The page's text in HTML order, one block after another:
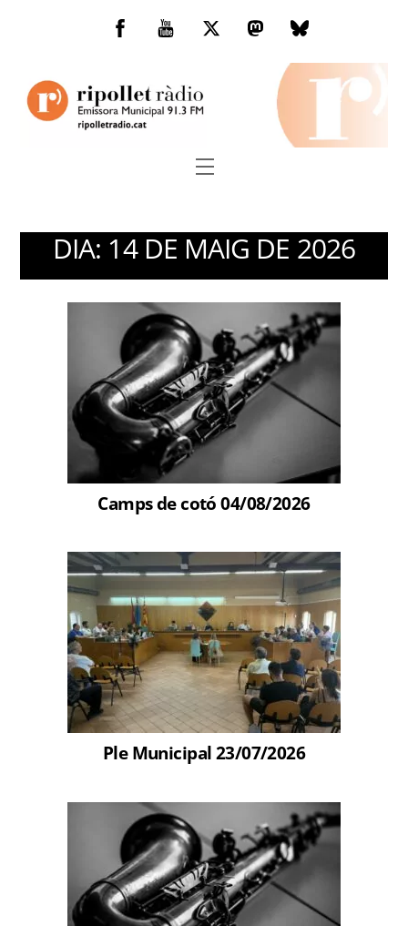
Facebook
You
TwitterMastodonBluesky
Menu
DIA: 14 DE MAIG DE 2026
Camps de cotó 04/08/2026
Ple Municipal 23/07/2026